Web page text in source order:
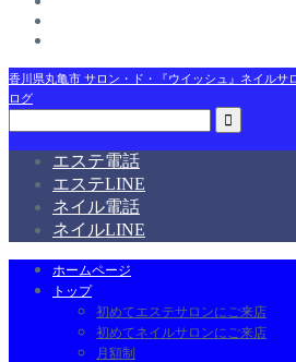
香川県丸亀市 サロン・ド・『ウイッシュ』ネイルサ
ログ
エステ電話
エステLINE
ネイル電話
ネイルLINE
ホームページ
トップ
初めてエステサロンにご来店
初めてネイルサロンにご来店
月額制